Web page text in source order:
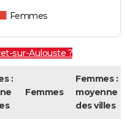
Femmes
sur-Aulouste ?
:
Femmes
Femmes :
moyenne
des villes